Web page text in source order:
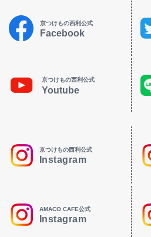
京つけもの西利公式
Facebook
京つけもの西利公式
Youtube
京つけもの西利公式
Instagram
AMACO CAFE公式
Instagram